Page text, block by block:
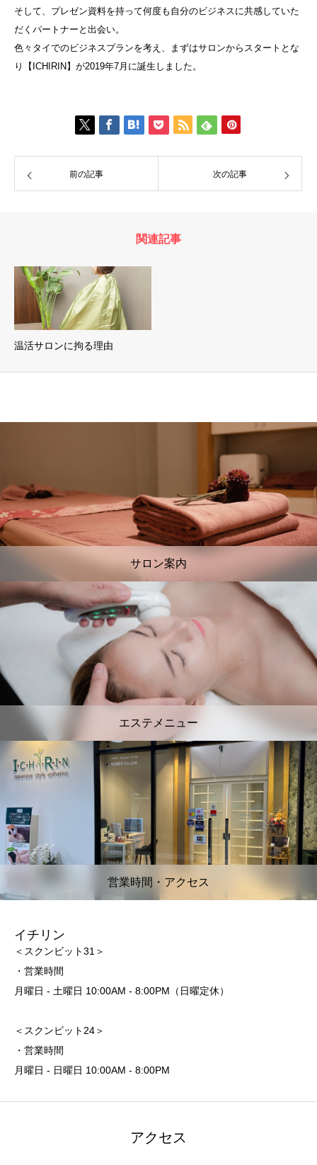
そして、プレゼン資料を持って何度も自分のビジネスに共感していた
だくパートナーと出会い。
色々タイでのビジネスプランを考え、まずはサロンからスタートとな
り【ICHIRIN】が2019年7月に誕生しました。
前の記事 次の記事
関連記事
温活サロンに拘る理由
サロン案内
エステメニュー
営業時間・アクセス
イチリン
＜スクンビット31＞
・営業時間
月曜日 - 土曜日 10:00AM - 8:00PM（日曜定休）
＜スクンビット24＞
・営業時間
月曜日 - 日曜日 10:00AM - 8:00PM
アクセス